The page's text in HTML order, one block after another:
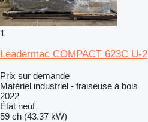
1
Leadermac COMPACT 623C U-2
Prix sur demande
Matériel industriel - fraiseuse à bois
2022
État neuf
59 ch (43.37 kW)